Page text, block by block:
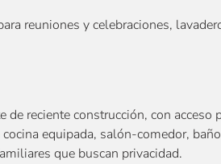
reuniones y celebraciones,
reciente construcción, con acceso
equipada, salón-comedor,
que buscan privacidad.